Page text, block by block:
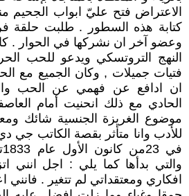
الاعتراض فتح عليّ ابواب الجحيم
كتابة هذه السطور . طلبت حلقة
وعضو آخر ان نشركها في الحوار .
النهج التروتسكي ويدعو للحب
فتيات جميلات , وكان الجميع مع
ان ادافع عن فهمي عن الحب
الحادي مع ذلك انحنيت أمام
موضوع الغريزة الجنسية شائك
للأدب وانا متأثر بقصة الكاتب جي
والتي بدأها كما يلي : اجل انني
افكاري ومعتقداتي لم تتغير . فانني